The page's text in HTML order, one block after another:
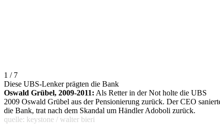
1 / 7
Diese UBS-Lenker prägten die Bank
Oswald Grübel, 2009-2011: Als Retter in der Not holte die UBS
2009 Oswald Grübel aus der Pensionierung zurück. Der CEO
die Bank, trat nach dem Skandal um Händler Adoboli zurück.
quelle: keystone / walter bieri